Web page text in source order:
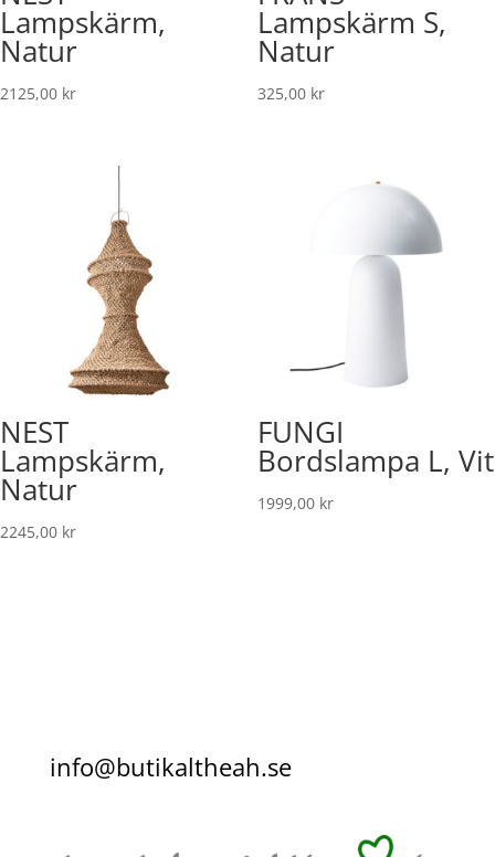
Lampskärm,
Natur
2125,00 kr
Lampskärm S,
Natur
325,00 kr
NEST
Lampskärm,
Natur
2245,00 kr
FUNGI
Bordslampa L, Vit
1999,00 kr
info@butikaltheah.se